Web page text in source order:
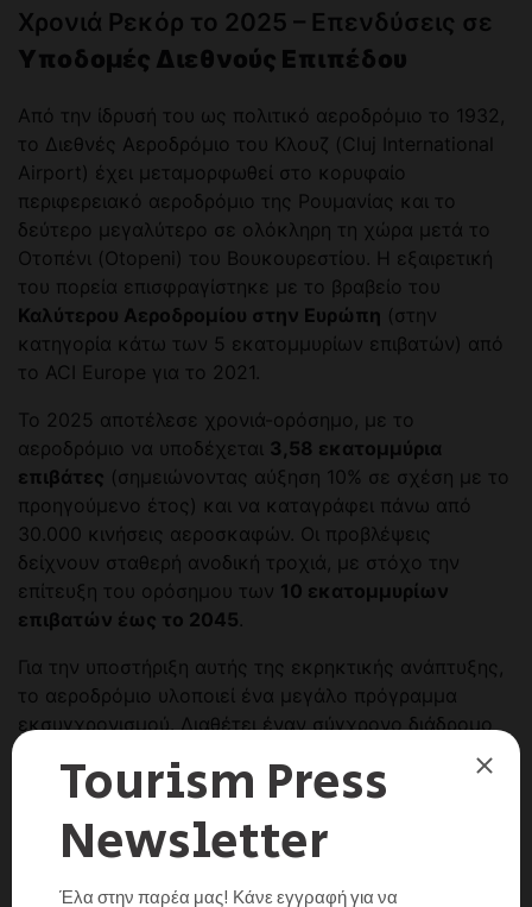
Χρονιά Ρεκόρ το 2025 – Επενδύσεις σε
Υποδομές Διεθνούς Επιπέδου
Από την ίδρυσή του ως πολιτικό αεροδρόμιο το 1932,
το Διεθνές Αεροδρόμιο του Κλουζ (Cluj International
Airport) έχει μεταμορφωθεί στο κορυφαίο
περιφερειακό αεροδρόμιο της Ρουμανίας και το
δεύτερο μεγαλύτερο σε ολόκληρη τη χώρα μετά το
Οτοπένι (Otopeni) του Βουκουρεστίου. Η εξαιρετική
του πορεία επισφραγίστηκε με το βραβείο του
Καλύτερου Αεροδρομίου στην Ευρώπη (στην
κατηγορία κάτω των 5 εκατομμυρίων επιβατών) από
το ACI Europe για το 2021.
Το 2025 αποτέλεσε χρονιά-ορόσημο, με το
αεροδρόμιο να υποδέχεται 3,58 εκατομμύρια
επιβάτες (σημειώνοντας αύξηση 10% σε σχέση με το
προηγούμενο έτος) και να καταγράφει πάνω από
30.000 κινήσεις αεροσκαφών. Οι προβλέψεις
δείχνουν σταθερή ανοδική τροχιά, με στόχο την
επίτευξη του ορόσημου των 10 εκατομμυρίων
επιβατών έως το 2045.
Για την υποστήριξη αυτής της εκρηκτικής ανάπτυξης,
το αεροδρόμιο υλοποιεί ένα μεγάλο πρόγραμμα
εκσυγχρονισμού. Διαθέτει έναν σύγχρονο διάδρομο
σταθμούς αναχωρήσεων και αφίξεων. Τα τρέχοντα
περαιτέρωεπέκταση του διαδρόμου
στάθμευσης αεροσκαφών, καθώς και την κατασκευή